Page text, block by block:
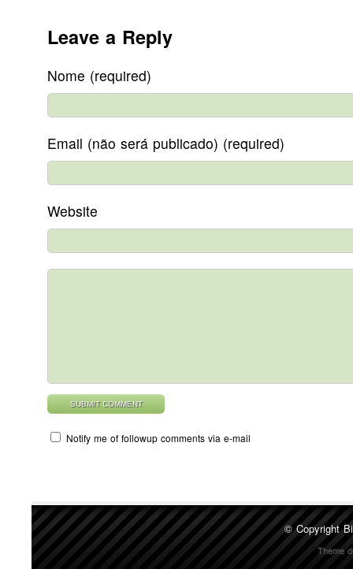
Leave a Reply
Nome (required)
Email (não será publicado) (required)
Website
Notify me of followup comments via e-mail
© Copyright
Theme